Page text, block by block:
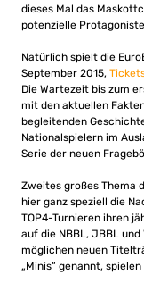
dieses Mal das
potenzielle
Natürlich spielt die
September 2015,
Die Wartezeit bis zum
mit den aktuellen
begleitenden
Nationalspielern im
Serie der neuen
Zweites großes Thema
hier ganz speziell die
TOP4-Turnieren ihren
auf die NBBL, JBBL
möglichen neuen
„Minis“ genannt,